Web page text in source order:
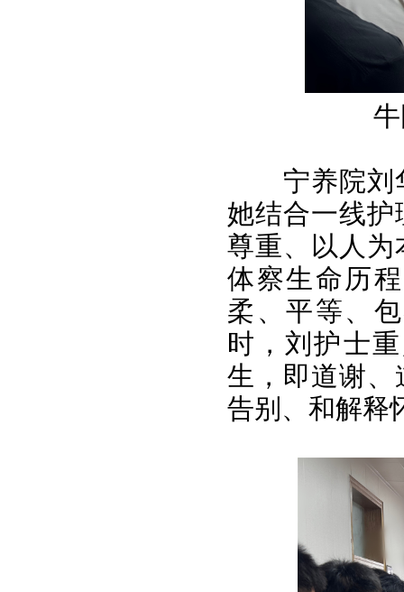
宁养院刘
她结合一线
尊重、以人
体察生命历
柔、平等、
时，刘护士
生，即道谢
告别、和解释